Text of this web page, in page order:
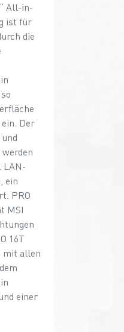
All-in-
ist für
die
Der
LAN-
ein
PRO
MSI
16T
mit allen
einer